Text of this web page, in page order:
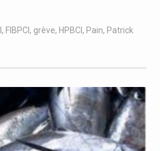
, FIBPCI , grève, HPBCI , Pain, Patrick